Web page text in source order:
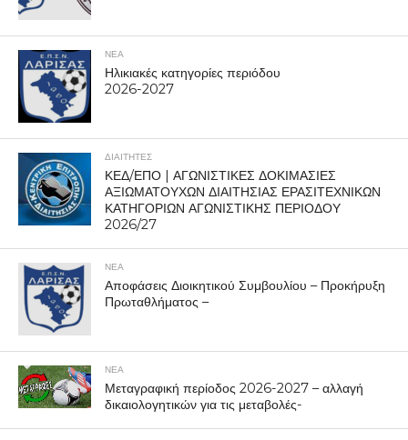
ΝΕΑ
Ηλικιακές κατηγορίες περιόδου
2026-2027
ΔΙΑΙΤΗΤΕΣ
ΚΕΔ/ΕΠΟ | ΑΓΩΝΙΣΤΙΚΕΣ ΔΟΚΙΜΑΣΙΕΣ
ΑΞΙΩΜΑΤΟΥΧΩΝ ΔΙΑΙΤΗΣΙΑΣ ΕΡΑΣΙΤΕΧΝΙΚΩΝ
ΚΑΤΗΓΟΡΙΩΝ ΑΓΩΝΙΣΤΙΚΗΣ ΠΕΡΙΟΔΟΥ
2026/27
ΝΕΑ
Αποφάσεις Διοικητικού Συμβουλίου – Προκήρυξη
Πρωταθλήματος –
ΝΕΑ
Μεταγραφική περίοδος 2026-2027 – αλλαγή
δικαιολογητικών για τις μεταβολές-